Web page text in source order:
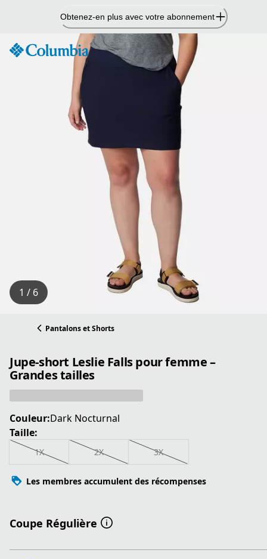
Obtenez-en plus avec votre abonnement
1 / 6
Pantalons et Shorts
Jupe-short Leslie Falls pour femme –
Grandes tailles
Couleur:Dark Nocturnal
Taille:
1X 2X 3X
Les membres accumulent des récompenses
Coupe Régulière